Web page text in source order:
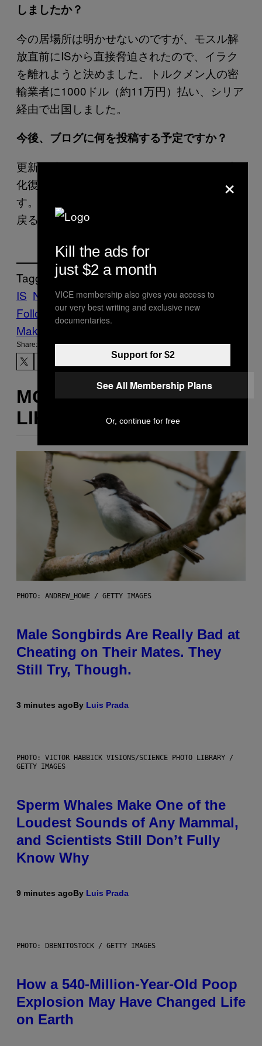
しましたか？
今の居場所は明かせないのですが、モスル解
放直前にISから直接脅迫されたので、イラク
を離れようと決めました。トルクメン人の密
輸業者に1000ドル（約11万円）払い、シリア
経由で出国しました。
今後、ブログに何を投稿する予定ですか？
更新は続けたいです。これからはモスルの文
化復興や、地元の若者について書くつもりで
す。そのうちブログを止めて、普通の生活に
戻るかもしれません。
Tagged:
IS News イスラム国 ダーイッシュ モスル
Follow Us On Discover
Make Us Preferred In Top Stories
Share:
MORE
LIKE THIS
PHOTO: ANDREW_HOWE / GETTY IMAGES
Male Songbirds Are Really Bad at
Cheating on Their Mates. They
Still Try, Though.
3 minutes agoBy Luis Prada
PHOTO: VICTOR HABBICK VISIONS/SCIENCE PHOTO LIBRARY /
GETTY IMAGES
Sperm Whales Make One of the
Loudest Sounds of Any Mammal,
and Scientists Still Don’t Fully
Know Why
9 minutes agoBy Luis Prada
PHOTO: DBENITOSTOCK / GETTY IMAGES
How a 540-Million-Year-Old Poop
Explosion May Have Changed Life
on Earth
×
Kill the ads for
just $2 a month
VICE membership also gives you access to
our very best writing and exclusive new
documentaries.
Support for $2
See All Membership Plans
Or, continue for free